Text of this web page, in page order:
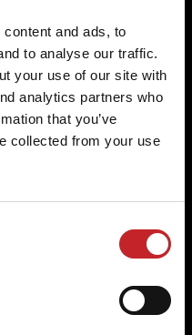
and ads, to
to analyse our traffic.
your use of our site with
analytics partners who
that you’ve
collected from your use
performances
qualité inégalée et
optimale, fruit d'un
le plus bas